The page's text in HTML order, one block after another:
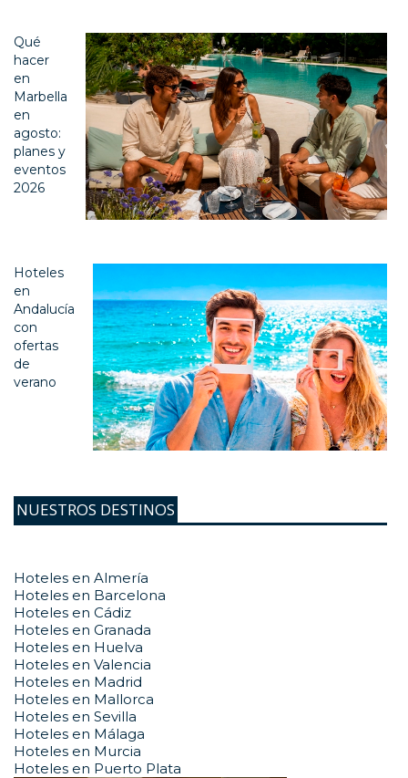
Qué
hacer
en
Marbella
en
agosto:
planes y
eventos
2026
Hoteles
en
Andalucía
con
ofertas
de
verano
NUESTROS DESTINOS
Hoteles en Almería
Hoteles en Barcelona
Hoteles en Cádiz
Hoteles en Granada
Hoteles en Huelva
Hoteles en Valencia
Hoteles en Madrid
Hoteles en Mallorca
Hoteles en Sevilla
Hoteles en Málaga
Hoteles en Murcia
Hoteles en Puerto Plata